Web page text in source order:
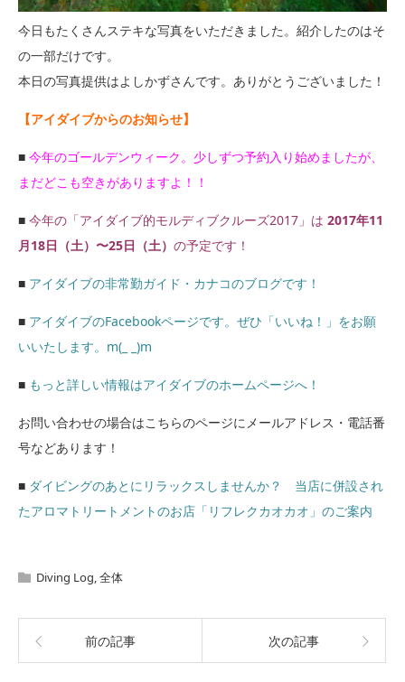
今日もたくさんステキな写真をいただきました。紹介したのはそ
の一部だけです。
本日の写真提供はよしかずさんです。ありがとうございました！
【アイダイブからのお知らせ】
■ 今年のゴールデンウィーク。少しずつ予約入り始めましたが、
まだどこも空きがありますよ！！
■ 今年の「アイダイブ的モルディブクルーズ2017」は 2017年11
月18日（土）〜25日（土） の予定です！
■ アイダイブの非常勤ガイド・カナコのブログです！
■ アイダイブのFacebookページです。ぜひ「いいね！」をお願
いいたします。m(_ _)m
■ もっと詳しい情報はアイダイブのホームページへ！
お問い合わせの場合はこちらのページにメールアドレス・電話番
号などあります！
■ ダイビングのあとにリラックスしませんか？ 当店に併設され
たアロマトリートメントのお店「リフレクカオカオ」のご案内
Diving Log,全体
前の記事 次の記事